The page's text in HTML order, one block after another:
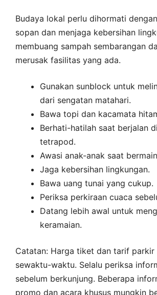
Budaya lokal perlu dihormati
sopan dan menjaga kebersihan
membuang sampah sembarangan
merusak fasilitas yang ada.
Gunakan sunblock untuk
dari sengatan matahari.
Bawa topi dan kacamata
Berhati-hatilah saat berjalan
tetrapod.
Awasi anak-anak saat
Jaga kebersihan lingkungan.
Bawa uang tunai yang cukup.
Periksa perkiraan cuaca
Datang lebih awal untuk
keramaian.
Catatan: Harga tiket dan tarif parkir
sewaktu-waktu. Selalu periksa
sebelum berkunjung. Beberapa
promo dan acara khusus mungkin